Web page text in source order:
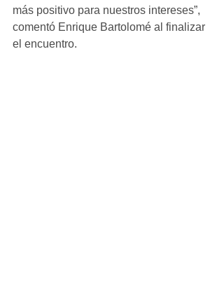
más positivo para nuestros intereses”,
comentó Enrique Bartolomé al finalizar
el encuentro.